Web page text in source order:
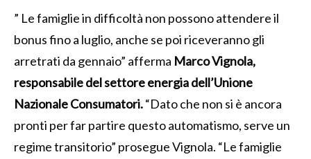
” Le famiglie in difficoltà non possono attendere il
bonus fino a luglio, anche se poi riceveranno gli
arretrati da gennaio” afferma Marco Vignola,
responsabile del settore energia dell’Unione
Nazionale Consumatori.“Dato che non si è ancora
pronti per far partire questo automatismo, serve un
regime transitorio” prosegue Vignola. “Le famiglie